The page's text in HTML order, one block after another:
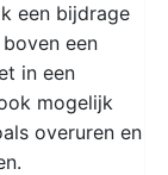
een bijdrage
een
in een
mogelijk
overuren en